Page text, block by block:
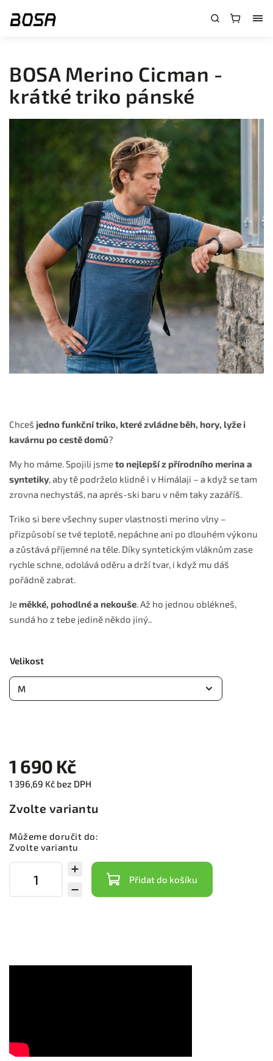
BOSA Merino Cicman -
krátké triko pánské
Chceš jedno funkční triko, které zvládne běh, hory, lyže i
kavárnu po cestě domů?
My ho máme. Spojili jsmeto nejlepší z přírodního merina a
syntetiky, aby tě podrželo klidně i v Himálaji – a když se tam
zrovna nechystáš, na aprés-ski baru v něm taky zazáříš.
Triko si bere všechny super vlastnosti merino vlny –
přizpůsobí se tvé teplotě, nepáchne ani po dlouhém výkonu
a zůstává příjemné na těle. Díky syntetickým vláknům zase
rychle schne, odolává oděru a drží tvar, i když mu dáš
pořádně zabrat.
Je měkké, pohodlné a nekouše. Až ho jednou oblékneš,
sundá ho z tebe jedině někdo jiný..
Velikost
1 690 Kč
1 396,69 Kč bez DPH
Zvolte variantu
Můžeme doručit do:
Zvolte variantu
Přidat do košíku